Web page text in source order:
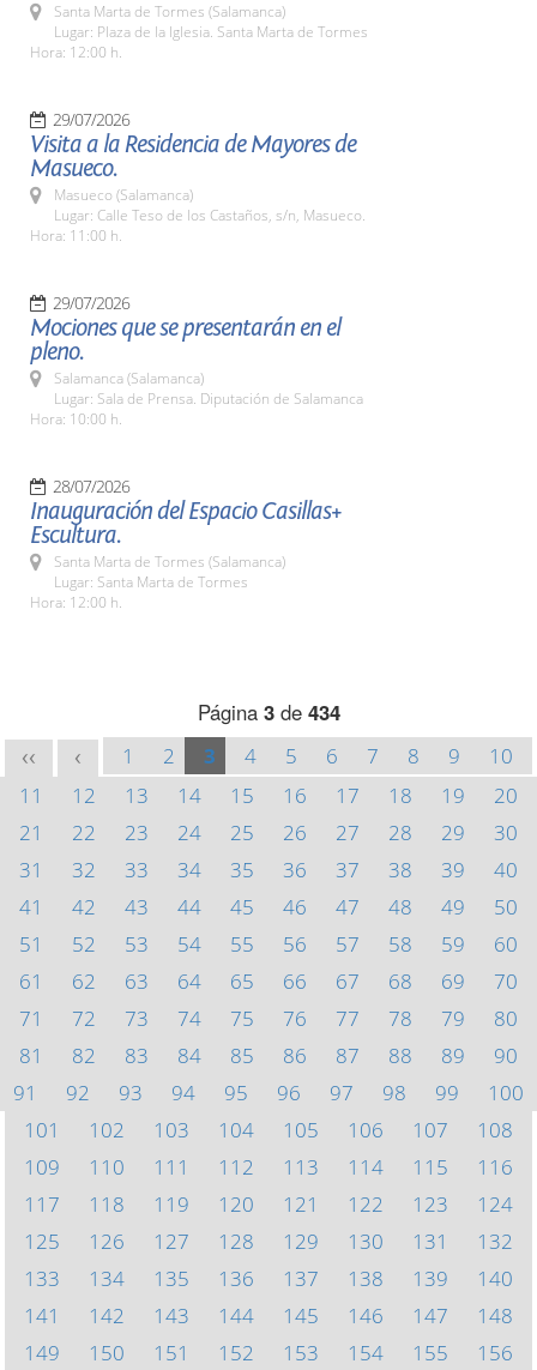
Santa Marta de Tormes (Salamanca)
Lugar: Plaza de la Iglesia. Santa Marta de Tormes
Hora: 12:00 h.
29/07/2026
Visita a la Residencia de Mayores de
Masueco.
Masueco (Salamanca)
Lugar: Calle Teso de los Castaños, s/n, Masueco.
Hora: 11:00 h.
29/07/2026
Mociones que se presentarán en el
pleno.
Salamanca (Salamanca)
Lugar: Sala de Prensa. Diputación de Salamanca
Hora: 10:00 h.
28/07/2026
Inauguración del Espacio Casillas+
Escultura.
Santa Marta de Tormes (Salamanca)
Lugar: Santa Marta de Tormes
Hora: 12:00 h.
Página 3de 434
<< < 1 2 3 4 5 6 7 8 9
10
11
12 13 14 15 16 17 18 19
20
21
22 23 24 25 26 27 28 29
30
31
32 33 34 35 36 37 38 39
40
41
42 43 44 45 46 47 48 49
50
51
52 53 54 55 56 57 58 59
60
61
62 63 64 65 66 67 68 69
70
71
72 73 74 75 76 77 78 79
80
81
82 83 84 85 86 87 88 89
90
91
92 93 94 95 96 97 98 99
100
101
102 103 104 105 106 107
108
109
110 111 112 113 114 115
116
117
118 119 120 121 122 123
124
125
126 127 128 129 130 131
132
133
134 135 136 137 138 139
140
141
142 143 144 145 146 147
148
149
150 151 152 153 154 155
156